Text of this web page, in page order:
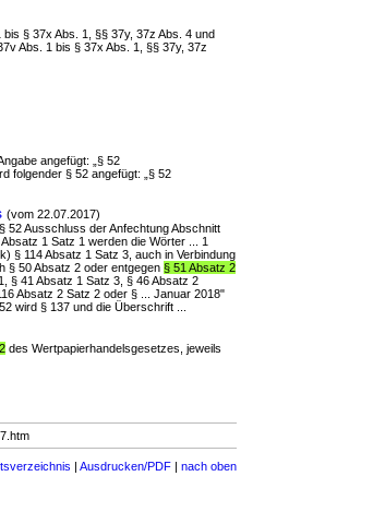
§ 37x Abs. 1, §§ 37y, 37z Abs. 4 und
Abs. 1 bis § 37x Abs. 1, §§ 37y, 37z
angefügt: „§ 52
folgender § 52 angefügt: „§ 52
(vom 22.07.2017)
52 Ausschluss der Anfechtung Abschnitt
1 Satz 1 werden die Wörter ... 1
k) § 114 Absatz 1 Satz 3, auch in Verbindung
§ 50 Absatz 2 oder entgegen § 51 Absatz 2
§ 41 Absatz 1 Satz 3, § 46 Absatz 2
Absatz 2 Satz 2 oder § ... Januar 2018"
wird § 137 und die Überschrift ...
des Wertpapierhandelsgesetzes, jeweils
| Ausdrucken/PDF | nach oben